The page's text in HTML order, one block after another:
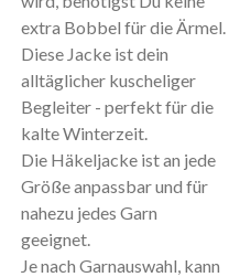
extra Bobbel für die Ärmel.
Diese Jacke ist dein
alltäglicher kuscheliger
Begleiter - perfekt für die
kalte Winterzeit.
Die Häkeljacke ist an jede
Größe anpassbar und für
nahezu jedes Garn
geeignet.
Je nach Garnauswahl, kann